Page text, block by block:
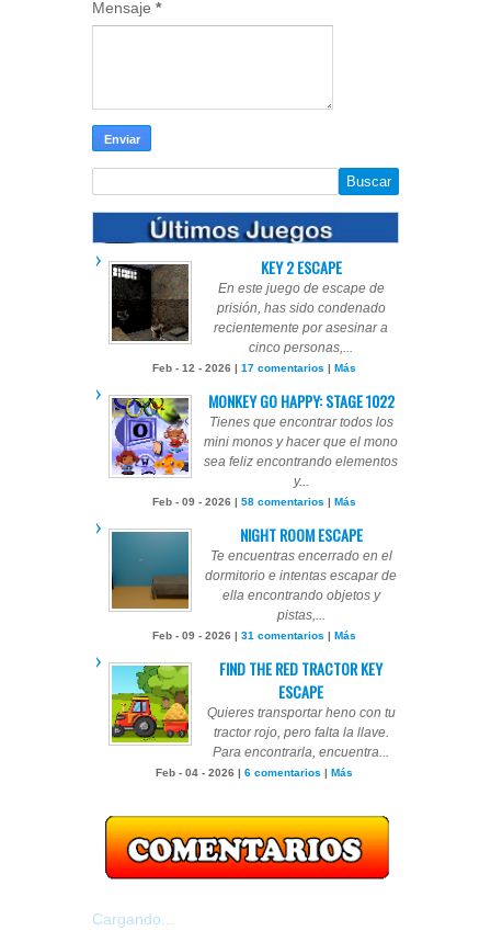
Mensaje *
KEY 2 ESCAPE
En este juego de escape de
prisión, has sido condenado
recientemente por asesinar a
cinco personas,...
Feb - 12 - 2026 | 17 comentarios | Más
MONKEY GO HAPPY: STAGE 1022
Tienes que encontrar todos los
mini monos y hacer que el mono
sea feliz encontrando elementos
y...
Feb - 09 - 2026 | 58 comentarios | Más
NIGHT ROOM ESCAPE
Te encuentras encerrado en el
dormitorio e intentas escapar de
ella encontrando objetos y
pistas,...
Feb - 09 - 2026 | 31 comentarios | Más
FIND THE RED TRACTOR KEY
ESCAPE
Quieres transportar heno con tu
tractor rojo, pero falta la llave.
Para encontrarla, encuentra...
Feb - 04 - 2026 | 6 comentarios | Más
Cargando...